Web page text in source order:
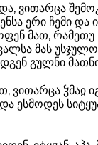
ვითარცა
ერი ჩემი და
მათ,
მას
გულნი
ვითარცა ჴმაჲ
და ესმოდეს